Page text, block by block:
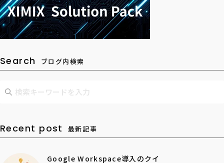
Search ブログ内検索
Recent post 最新記事
Google Workspace導入のクイ